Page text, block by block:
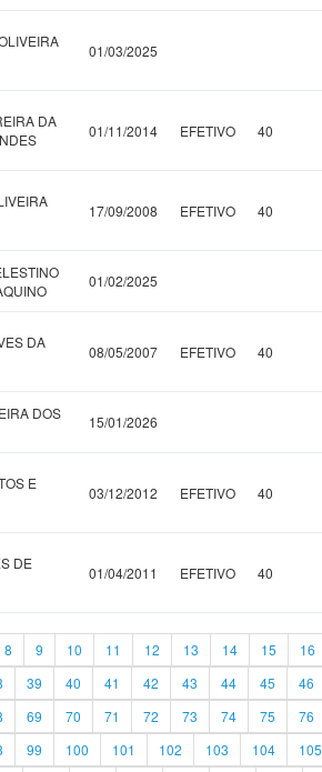
01/03/2025
DA
01/11/2014 EFETIVO 40
17/09/2008 EFETIVO 40
01/02/2025
DA
08/05/2007 EFETIVO 40
DOS
15/01/2026
E
03/12/2012 EFETIVO 40
DE
01/04/2011 EFETIVO 40
8 9 10 11 12 13 14 15 16
39 40 41 42 43 44 45 46
69 70 71 72 73 74 75 76
99 100 101 102 103 104 105